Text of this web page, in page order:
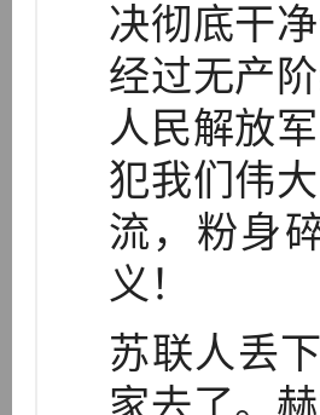
决彻底干
经过无产
人民解放
犯我们伟
流，粉身
义！
苏联人丢
家去了。